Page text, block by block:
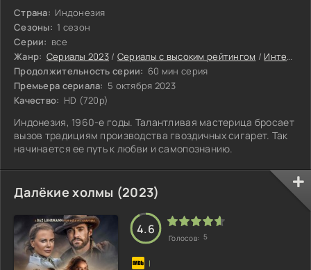
Страна: Индонезия
Сезоны: 1 сезон
Серии: все
Жанр: Сериалы 2023 / Сериалы с высоким рейтингом / Интересные сериалы
Продолжительность серии: 60 мин серия
Премьера сериала: 5 октября 2023
Качество: HD (720p)
Индонезия, 1960-е годы. Талантливая мастерица бросает
вызов традициям производства гвоздичных сигарет. Так
начинается ее путь к любви и самопознанию.
Далёкие холмы (2023)
4.6
Голосов: 5